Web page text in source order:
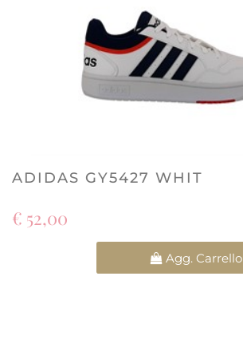
ADIDAS GY5427 WHIT
€ 52,00
Agg. Carrello